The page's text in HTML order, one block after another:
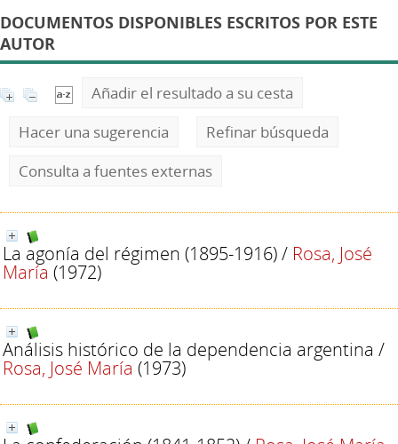
DOCUMENTOS DISPONIBLES ESCRITOS POR ESTE
AUTOR
Añadir el resultado a su cesta
Hacer una sugerencia
Refinar búsqueda
Consulta a fuentes externas
La agonía del régimen (1895-1916)/ Rosa, José
María (1972)
Análisis histórico de la dependencia argentina /
Rosa, José María (1973)